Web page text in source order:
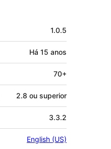
1.0.5
Há 15 anos
70+
2.8 ou superior
3.3.2
English (US)